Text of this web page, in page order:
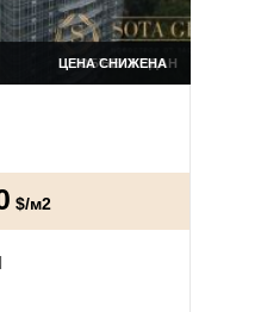
ЦЕНА СНИЖЕНА
ОБЪЕКТ СДАН
$/м2